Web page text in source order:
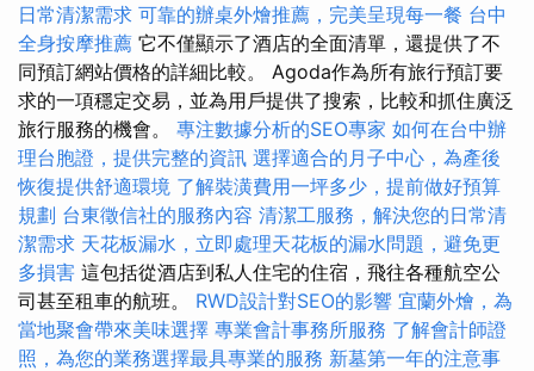
日常清潔需求 可靠的辦桌外燴推薦，完美呈現每一餐 台中
全身按摩推薦 它不僅顯示了酒店的全面清單，還提供了不
同預訂網站價格的詳細比較。 Agoda作為所有旅行預訂要
求的一項穩定交易，並為用戶提供了搜索，比較和抓住廣泛
旅行服務的機會。 專注數據分析的SEO專家 如何在台中辦
理台胞證，提供完整的資訊 選擇適合的月子中心，為產後
恢復提供舒適環境 了解裝潢費用一坪多少，提前做好預算
規劃 台東徵信社的服務內容 清潔工服務，解決您的日常清
潔需求 天花板漏水，立即處理天花板的漏水問題，避免更
多損害 這包括從酒店到私人住宅的住宿，飛往各種航空公
司甚至租車的航班。 RWD設計對SEO的影響 宜蘭外燴，為
當地聚會帶來美味選擇 專業會計事務所服務 了解會計師證
照，為您的業務選擇最具專業的服務 新墓第一年的注意事